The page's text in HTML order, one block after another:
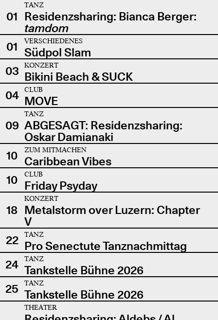
01
TANZ
Residenzsharing: Bianca Berger:
tamdom
01
VERSCHIEDENES
Südpol Slam
03
KONZERT
Bikini Beach & SUCK
04
CLUB
MOVE
09
TANZ
ABGESAGT: Residenzsharing:
Oskar Damianaki
10
ZUM MITMACHEN
Caribbean Vibes
10
CLUB
Friday Psyday
18
KONZERT
Metalstorm over Luzern: Chapter
V
22
TANZ
Pro Senectute Tanznachmittag
24
TANZ
Tankstelle Bühne 2026
25
TANZ
Tankstelle Bühne 2026
THEATER